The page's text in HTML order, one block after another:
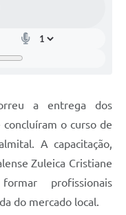
a entrega dos
o curso de
A capacitação,
Zuleica Cristiane
profissionais
do mercado local.